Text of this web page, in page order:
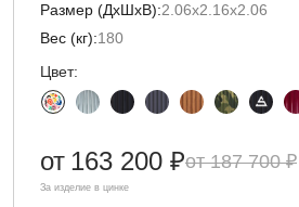
Размер (ДxШxВ):2.06х2.16х2.06
Вес (кг):180
Цвет:
187 700 ₽
от 163 200 ₽
За изделие в цинке